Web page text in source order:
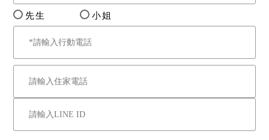
條例及其施行細則、山坡地
建築管理辦法、農業發展條
法、都市及非都市土地使用
先生 小姐